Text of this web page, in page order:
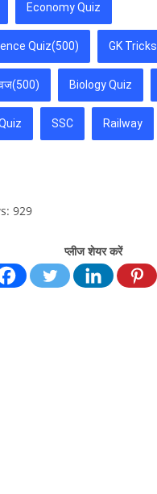
Economy Quiz
Quiz(500) GK Tricks
Biology Quiz
SSC Railway
929
प्लीज शेयर करें